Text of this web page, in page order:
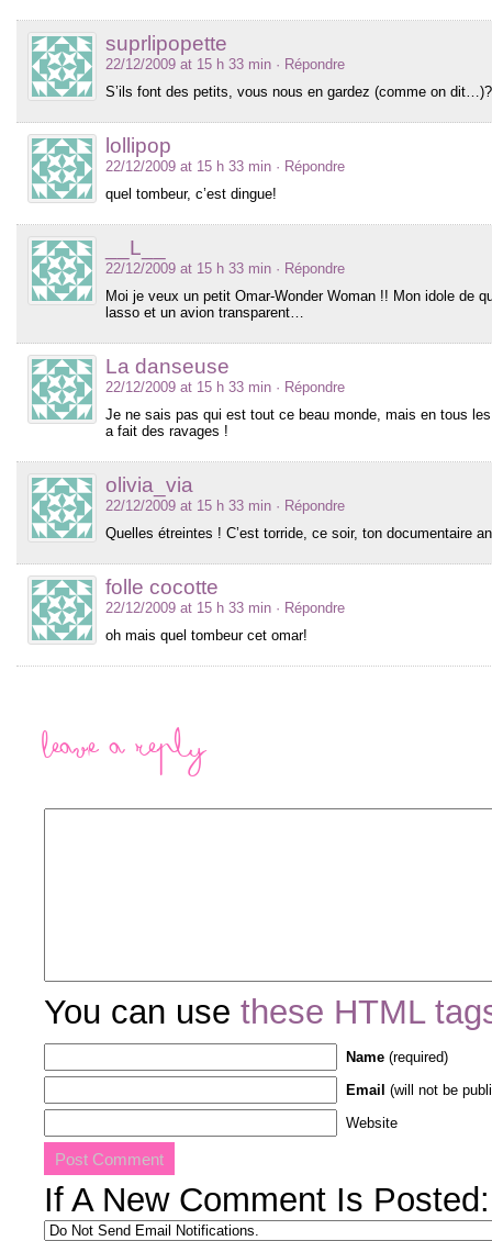
suprlipopette
22/12/2009 at 15 h 33 min · Répondre
S’ils font des petits, vous nous en gardez (comme on
lollipop
22/12/2009 at 15 h 33 min · Répondre
quel tombeur, c’est dingue!
__L__
22/12/2009 at 15 h 33 min · Répondre
Moi je veux un petit Omar-Wonder Woman !! Mon idole de
lasso et un avion transparent…
La danseuse
22/12/2009 at 15 h 33 min · Répondre
Je ne sais pas qui est tout ce beau monde, mais en tous
a fait des ravages !
olivia_via
22/12/2009 at 15 h 33 min · Répondre
Quelles étreintes ! C’est torride, ce soir, ton documentaire
folle cocotte
22/12/2009 at 15 h 33 min · Répondre
oh mais quel tombeur cet omar!
Leave a Reply
You can use these HTML
Name (required)
Email (will not be
Website
If A New Comment Is Posted: